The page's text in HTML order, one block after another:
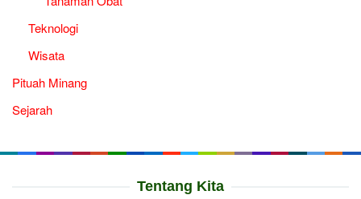
Teknologi
Wisata
Pituah Minang
Sejarah
Tentang Kita